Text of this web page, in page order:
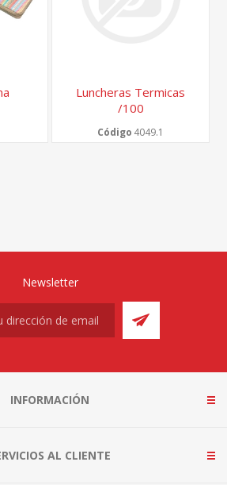
Luncheras Termicas
/100
Código 4049.1
Newsletter
INFORMACIÓN
AL CLIENTE